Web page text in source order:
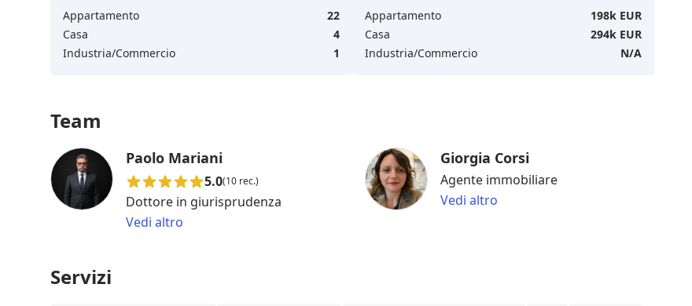
Appartamento
22
Casa
4
Industria/Commercio
1
Appartamento
198k EUR
Casa
294k EUR
Industria/Commercio
N/A
Team
Paolo Mariani
5.0(10 rec.)
Dottore in giurisprudenza
Vedi altro
Giorgia Corsi
Agente immobiliare
Vedi altro
Servizi